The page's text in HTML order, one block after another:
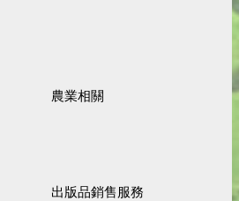
農業相關
出版品銷售服務